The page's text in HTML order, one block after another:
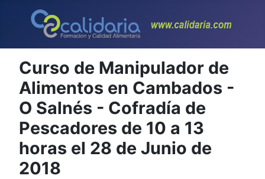
Curso de Manipulador de
Alimentos en Cambados -
O Salnés - Cofradía de
Pescadores de 10 a 13
horas el 28 de Junio de
2018